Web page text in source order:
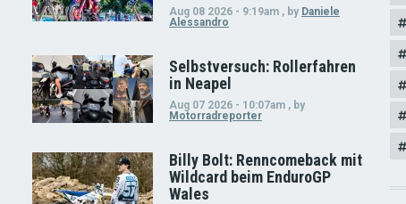
Aug 08 2026 - 9:19am , by Daniele
Alessandro
Selbstversuch: Rollerfahren
in Neapel
Aug 07 2026 - 10:07am , by
Motorradreporter
Billy Bolt: Renncomeback mit
Wildcard beim EnduroGP
Wales